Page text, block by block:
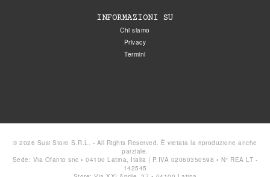
INFORMAZIONI SU
Chi siamo
Privacy
Termini
© 2026 Susi Store S.R.L. - All Rights Reserved. È vietata la riproduzione anche
parziale.
Sede: Via Ofanto snc • 04100 Latina, Italia | P.IVA 02060350598 • N° REA LT -
142545